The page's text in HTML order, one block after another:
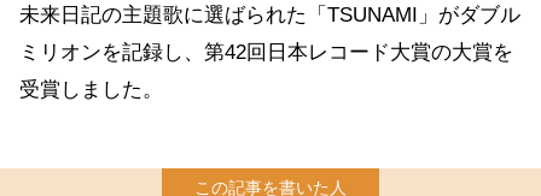
未来日記の主題歌に選ばられた「TSUNAMI」がダブル
ミリオンを記録し、第42回日本レコード大賞の大賞を
受賞しました。